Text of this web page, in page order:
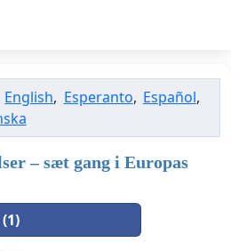
English, Esperanto, Español,
– sæt gang i Europas